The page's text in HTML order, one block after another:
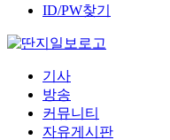
ID/PW찾기
기사
방송
커뮤니티
자유게시판